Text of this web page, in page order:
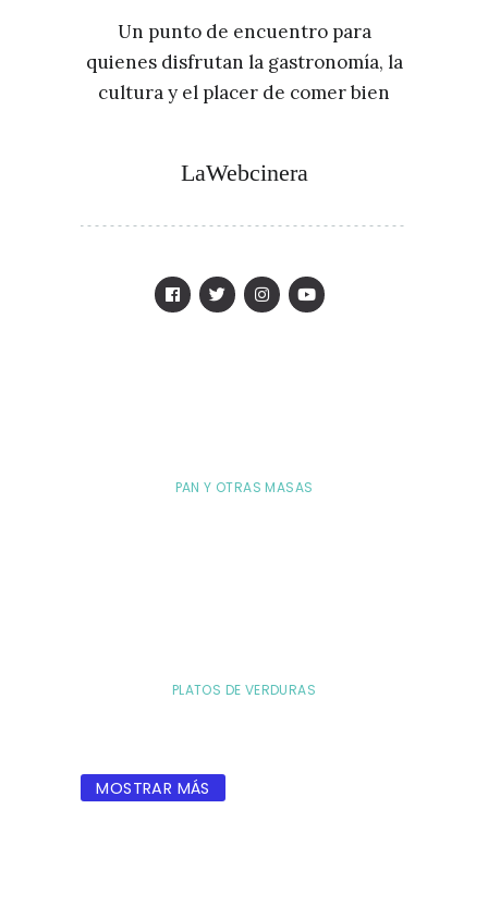
Un punto de encuentro para
quienes disfrutan la gastronomía, la
cultura y el placer de comer bien
LaWebcinera
PAN Y OTRAS MASAS
PLATOS DE VERDURAS
MOSTRAR MÁS